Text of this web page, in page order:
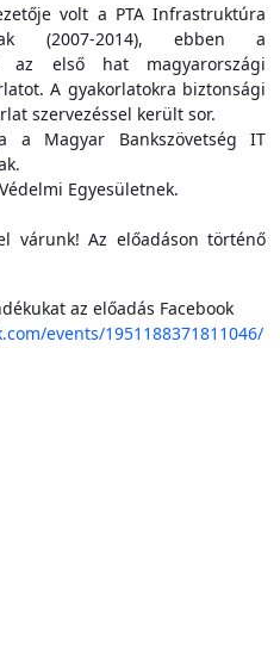
volt a PTA Infrastruktúra
(2007-2014), ebben a
az első hat magyarországi
A gyakorlatokra biztonsági
szervezéssel került sor.
a Magyar Bankszövetség IT
Egyesületnek.
várunk! Az előadáson történő
az előadás Facebook
events/1951188371811046/